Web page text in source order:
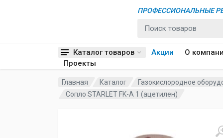
Каталог товаров Акции О
Проекты
ПРОФЕССИОНАЛЬНЫЕ
Главная Каталог Газокислородное
Сопло STARLET FK-A 1 (ацетилен)